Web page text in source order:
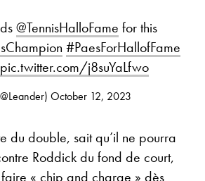
@TennisHalloFame for this
#PaesForHallofFame
pic.twitter.com/j8suYaLfwo
October 12, 2023
du double, sait qu’il ne pourra
Roddick du fond de court,
« chip and charge » dès